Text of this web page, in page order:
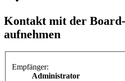
Kontakt mit der
aufnehmen
Empfänger:
Administrator